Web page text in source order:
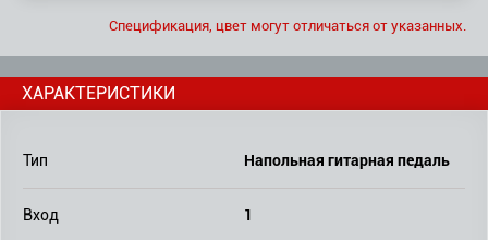
Спецификация, цвет могут отличаться от указанных.
ХАРАКТЕРИСТИКИ
Тип Напольная гитарная педаль
Вход 1